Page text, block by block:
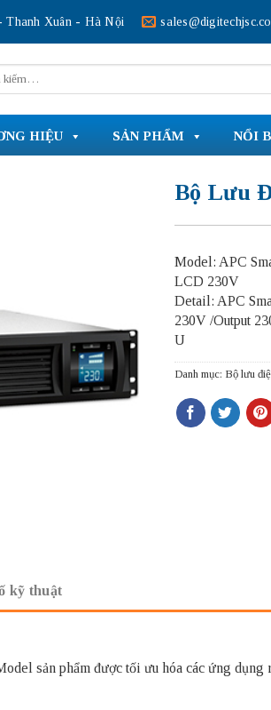
Thanh Xuân - Hà Nội
HIỆU SẢN PHẨM NỔI
Bộ Lưu
Model: APC
LCD 230V
Detail: APC
230V /Output
U
Danh mục: Bộ lưu
kỹ thuật
sản phẩm được tối ưu hóa các ứng